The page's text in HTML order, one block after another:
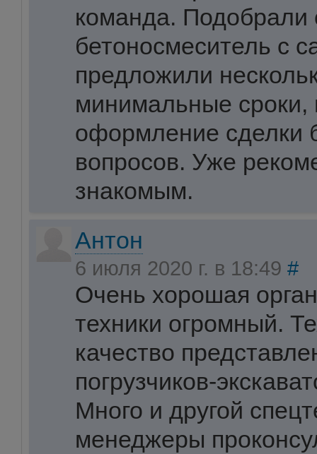
команда. Подобрали
бетоносмеситель с
предложили
минимальные сроки,
оформление сделки
вопросов. Уже
знакомым.
Антон
6 июля 2020 г. в 18:49 #
Очень хорошая
техники огромный.
качество
погрузчиков-
Много и другой
менеджеры